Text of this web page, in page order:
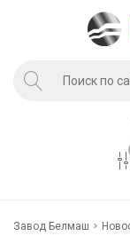
Завод Белмаш